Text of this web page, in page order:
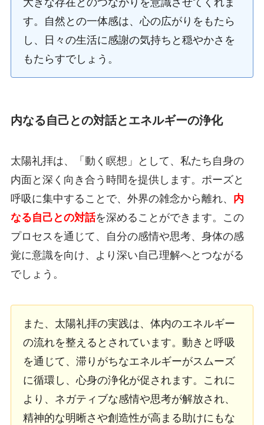
す。自然との一体感は、心の広がりをもたら
し、日々の生活に感謝の気持ちと穏やかさを
もたらすでしょう。
内なる自己との対話とエネルギーの浄化
太陽礼拝は、「動く瞑想」として、私たち自身の
内面と深く向き合う時間を提供します。ポーズと
呼吸に集中することで、外界の雑念から離れ、 内
なる自己との対話を深めることができます。この
プロセスを通じて、自分の感情や思考、身体の感
覚に意識を向け、より深い自己理解へとつながる
でしょう。
また、太陽礼拝の実践は、体内のエネルギー
の流れを整えるとされています。動きと呼吸
を通じて、滞りがちなエネルギーがスムーズ
に循環し、心身の浄化が促されます。これに
より、ネガティブな感情や思考が解放され、
精神的な明晰さや創造性が高まる助けにもな